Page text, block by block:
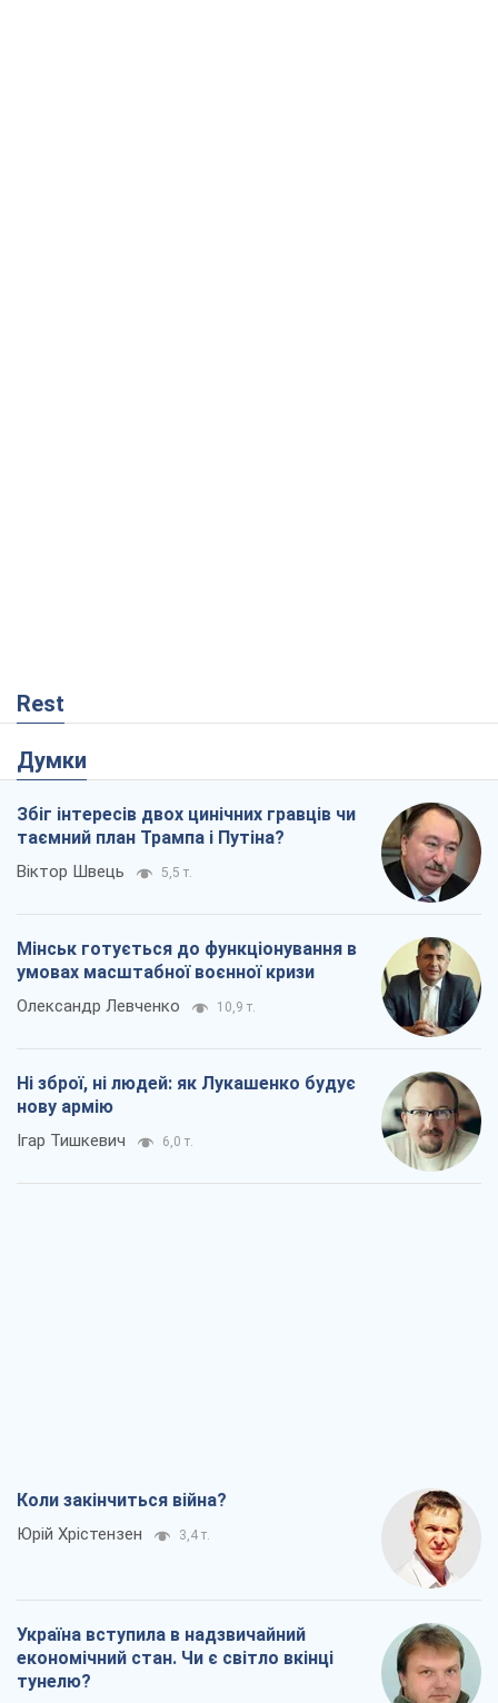
Rest
Думки
Збіг інтересів двох цинічних гравців чи
таємний план Трампа і Путіна?
Віктор Швець 5,5 т.
Мінськ готується до функціонування в
умовах масштабної воєнної кризи
Олександр Левченко 10,9 т.
Ні зброї, ні людей: як Лукашенко будує
нову армію
Ігар Тишкевич 6,0 т.
Коли закінчиться війна?
Юрій Хрістензен 3,4 т.
Україна вступила в надзвичайний
економічний стан. Чи є світло вкінці
тунелю?